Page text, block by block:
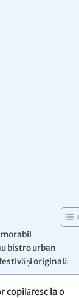
bistro urban
și originală
copilăresc la o